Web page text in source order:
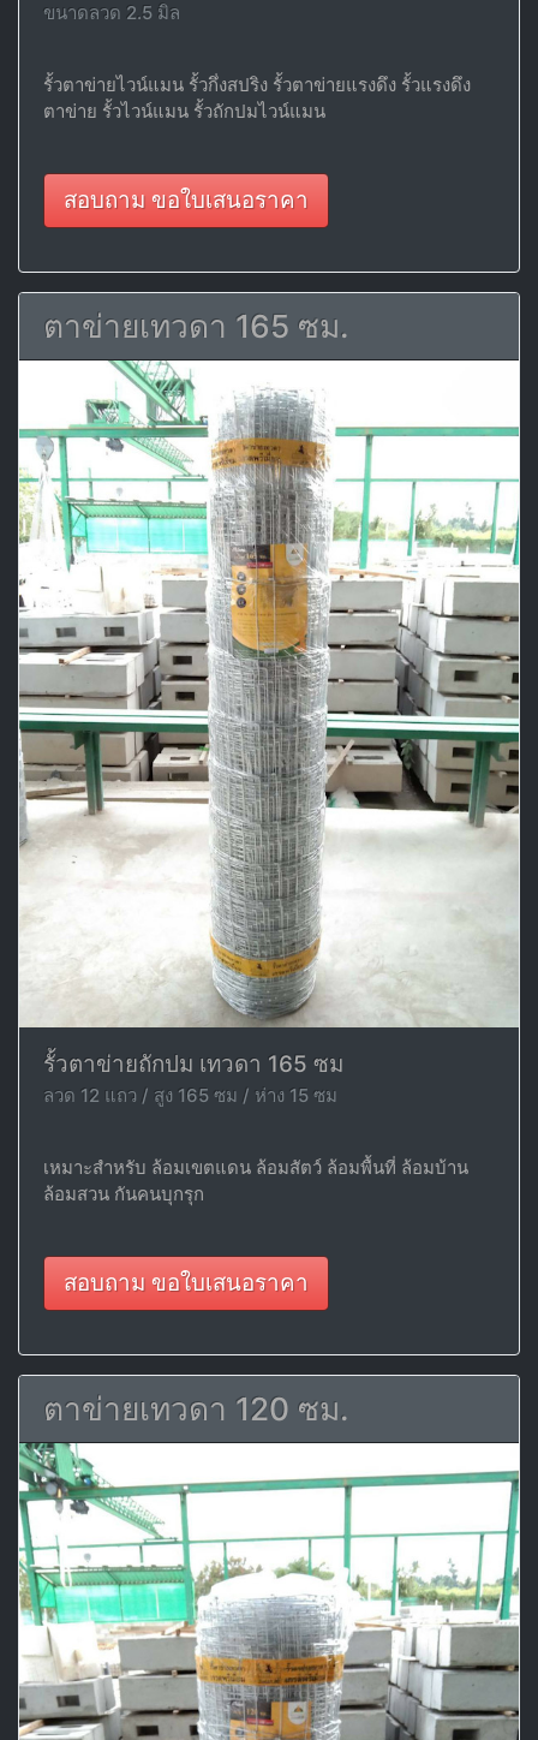
ขนาดลวด 2.5 มิล
รั้วตาข่ายไวน์แมน รั้วกึ่งสปริง รั้วตาข่ายแรงดึง รั้วแรงดึง
ตาข่าย รั้วไวน์แมน รั้วถักปมไวน์แมน
สอบถาม ขอใบเสนอราคา
ตาข่ายเทวดา 165 ซม.
รั้วตาข่ายถักปม เทวดา 165 ซม
ลวด 12 แถว / สูง 165 ซม / ห่าง 15 ซม
เหมาะสำหรับ ล้อมเขตแดน ล้อมสัตว์ ล้อมพื้นที่ ล้อมบ้าน
ล้อมสวน กันคนบุกรุก
สอบถาม ขอใบเสนอราคา
ตาข่ายเทวดา 120 ซม.